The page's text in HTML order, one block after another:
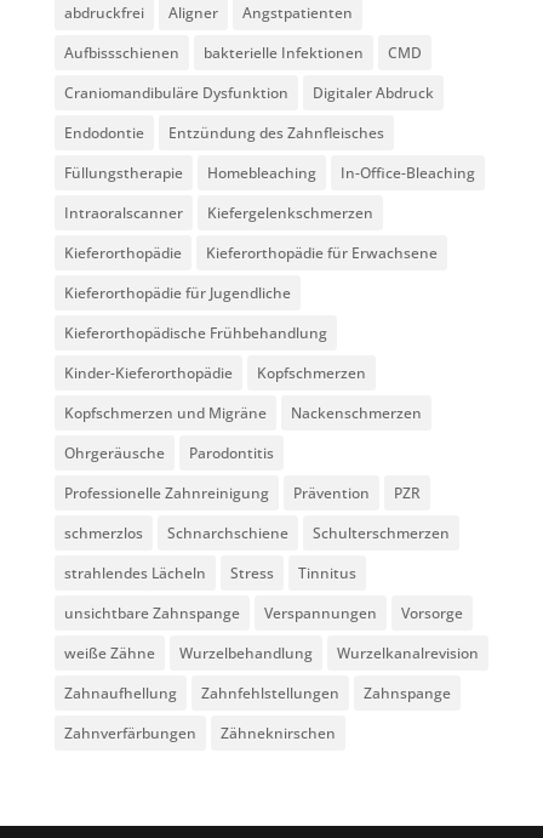
abdruckfrei Aligner
Angstpatienten
Aufbissschienen
bakterielle Infektionen
CMD
Craniomandibuläre Dysfunktion
Digitaler Abdruck
Endodontie
Entzündung des Zahnfleisches
Füllungstherapie
Homebleaching
In-Office-Bleaching
Intraoralscanner
Kiefergelenkschmerzen
Kieferorthopädie
Kieferorthopädie für Erwachsene
Kieferorthopädie für Jugendliche
Kieferorthopädische Frühbehandlung
Kinder-Kieferorthopädie
Kopfschmerzen
Kopfschmerzen und Migräne
Nackenschmerzen
Ohrgeräusche
Parodontitis
Professionelle Zahnreinigung
Prävention
PZR
schmerzlos
Schnarchschiene
Schulterschmerzen
strahlendes Lächeln
Stress
Tinnitus
unsichtbare Zahnspange
Verspannungen
Vorsorge
weiße Zähne
Wurzelbehandlung
Wurzelkanalrevision
Zahnaufhellung
Zahnfehlstellungen
Zahnspange
Zahnverfärbungen
Zähneknirschen